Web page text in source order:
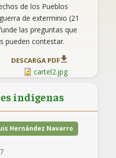
de los Pueblos
de exterminio (21
las preguntas que
pueden contestar.
DESCARGA PDF
cartel2.jpg
indígenas
Hernández Navarro